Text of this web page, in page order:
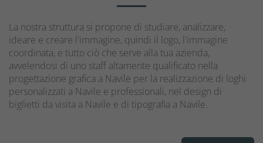
La nostra struttura si propone di studiare, analizzare,
ideare e creare l'immagine, quindi il logo, l'immagine
coordinata, e tutto ciò che serve alla tua azienda,
avvelendosi di uno staff altamente qualificato nella
progettazione grafica a Navile per la realizzazione di loghi
personalizzati a Navile e professionali, nel design di
biglietti da visita a Navile e di tipografia a Navile.